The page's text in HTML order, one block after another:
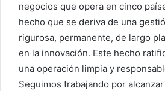
negocios que opera en cinco
hecho que se deriva de una
rigurosa, permanente, de largo
en la innovación. Este hecho
una operación limpia y
Seguimos trabajando por